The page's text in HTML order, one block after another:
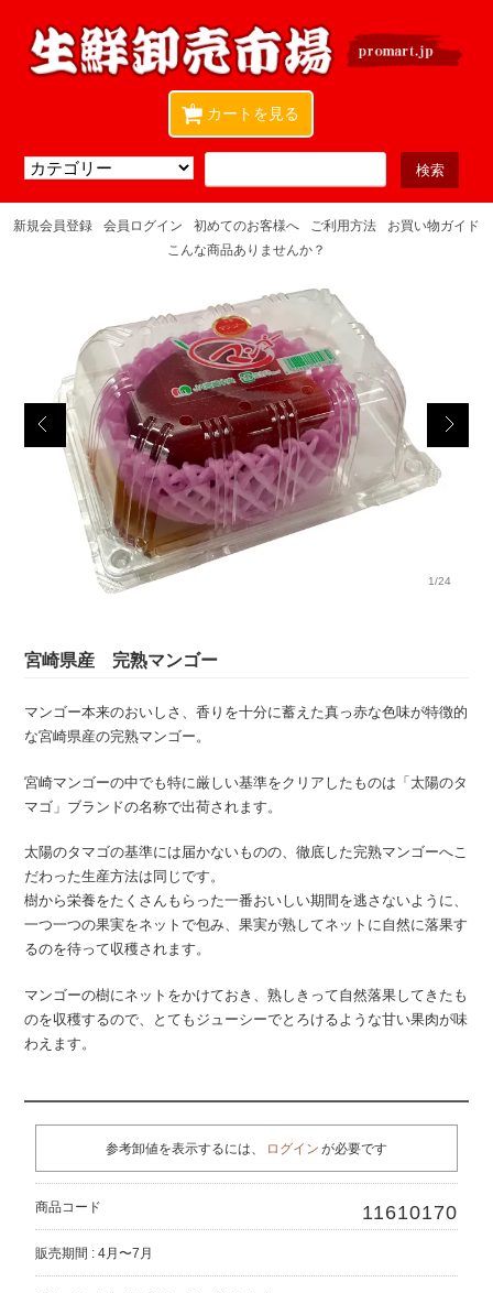
カートを見る
0
新規会員登録 会員ログイン 初めてのお客様へ ご利用方法
お買い物ガイド
こんな商品ありませんか？
1/24
宮崎県産 完熟マンゴー
マンゴー本来のおいしさ、香りを十分に蓄えた真っ赤な色味が特徴的
な宮崎県産の完熟マンゴー。
宮崎マンゴーの中でも特に厳しい基準をクリアしたものは「太陽のタ
マゴ」ブランドの名称で出荷されます。
太陽のタマゴの基準には届かないものの、徹底した完熟マンゴーへこ
だわった生産方法は同じです。
樹から栄養をたくさんもらった一番おいしい期間を逃さないように、
一つ一つの果実をネットで包み、果実が熟してネットに自然に落果す
るのを待って収穫されます。
マンゴーの樹にネットをかけておき、熟しきって自然落果してきたも
のを収穫するので、とてもジューシーでとろけるような甘い果肉が味
わえます。
参考卸値を表示するには、 ログイン が必要です
商品コード 11610170
販売期間 : 4月〜7月